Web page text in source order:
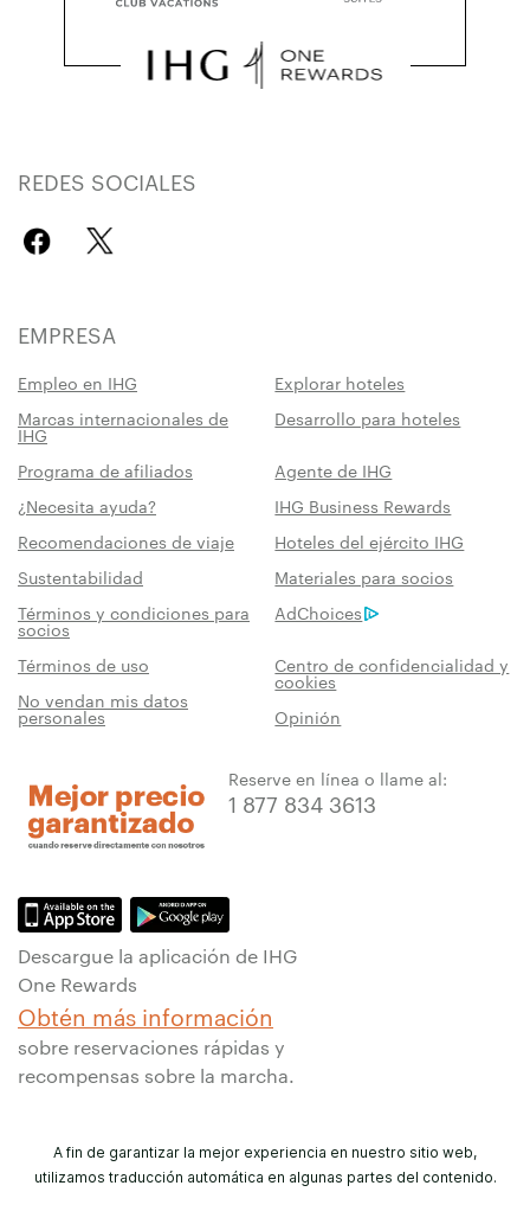
REDES SOCIALES
EMPRESA
Empleo en IHG
Explorar hoteles
Marcas internacionales de
IHG
Desarrollo para hoteles
Programa de afiliados
Agente de IHG
¿Necesita ayuda?
IHG Business Rewards
Recomendaciones de viaje
Hoteles del ejército IHG
Sustentabilidad
Materiales para socios
Términos y condiciones para
socios
AdChoices
Términos de uso Centro de confidencialidad y
cookies
No vendan mis datos
personales Opinión
Reserve en línea o llame al:
1 877 834 3613
Descargue la aplicación de IHG
One Rewards
Obtén más información
sobre reservaciones rápidas y
recompensas sobre la marcha.
A fin de garantizar la mejor experiencia en nuestro sitio web,
utilizamos traducción automática en algunas partes del contenido.